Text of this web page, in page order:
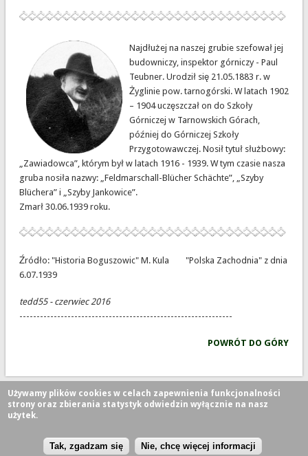
Najdłużej na naszej grubie szefował jej
budowniczy, inspektor górniczy - Paul
Teubner. Urodził się 21.05.1883 r. w
Żyglinie pow. tarnogórski. W latach 1902
– 1904 uczęszczał on do Szkoły
Górniczej w Tarnowskich Górach,
później do Górniczej Szkoły
Przygotowawczej. Nosił tytuł służbowy:
„Zawiadowca”, którym był w latach 1916 - 1939. W tym czasie nasza
gruba nosiła nazwy: „Feldmarschall-Blücher Schächte”, „Szyby
Blüchera” i „Szyby Jankowice”.
Zmarł 30.06.1939 roku.
Źródło: "Historia Boguszowic" M. Kula "Polska Zachodnia" z dnia
6.07.1939
tedd55 - czerwiec 2016
--------------------------------------------------------------
POWRÓT DO GÓRY
Theme Originally Created byDevsaran
Używamy plików cookies w celach zapewnienia funkcjonalności
strony oraz zbierania statystyk odwiedzin wyłącznie na nasz
użytek.
Tak, zgadzam się Nie, chcę więcej informacji